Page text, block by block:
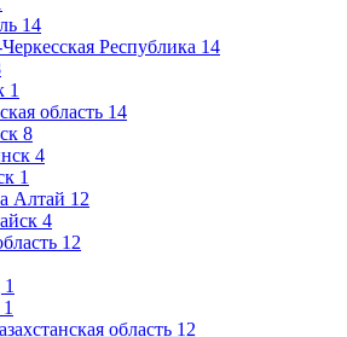
14
Республика 14
1
область 14
8
4
1
Алтай 12
4
12
1
1
область 12